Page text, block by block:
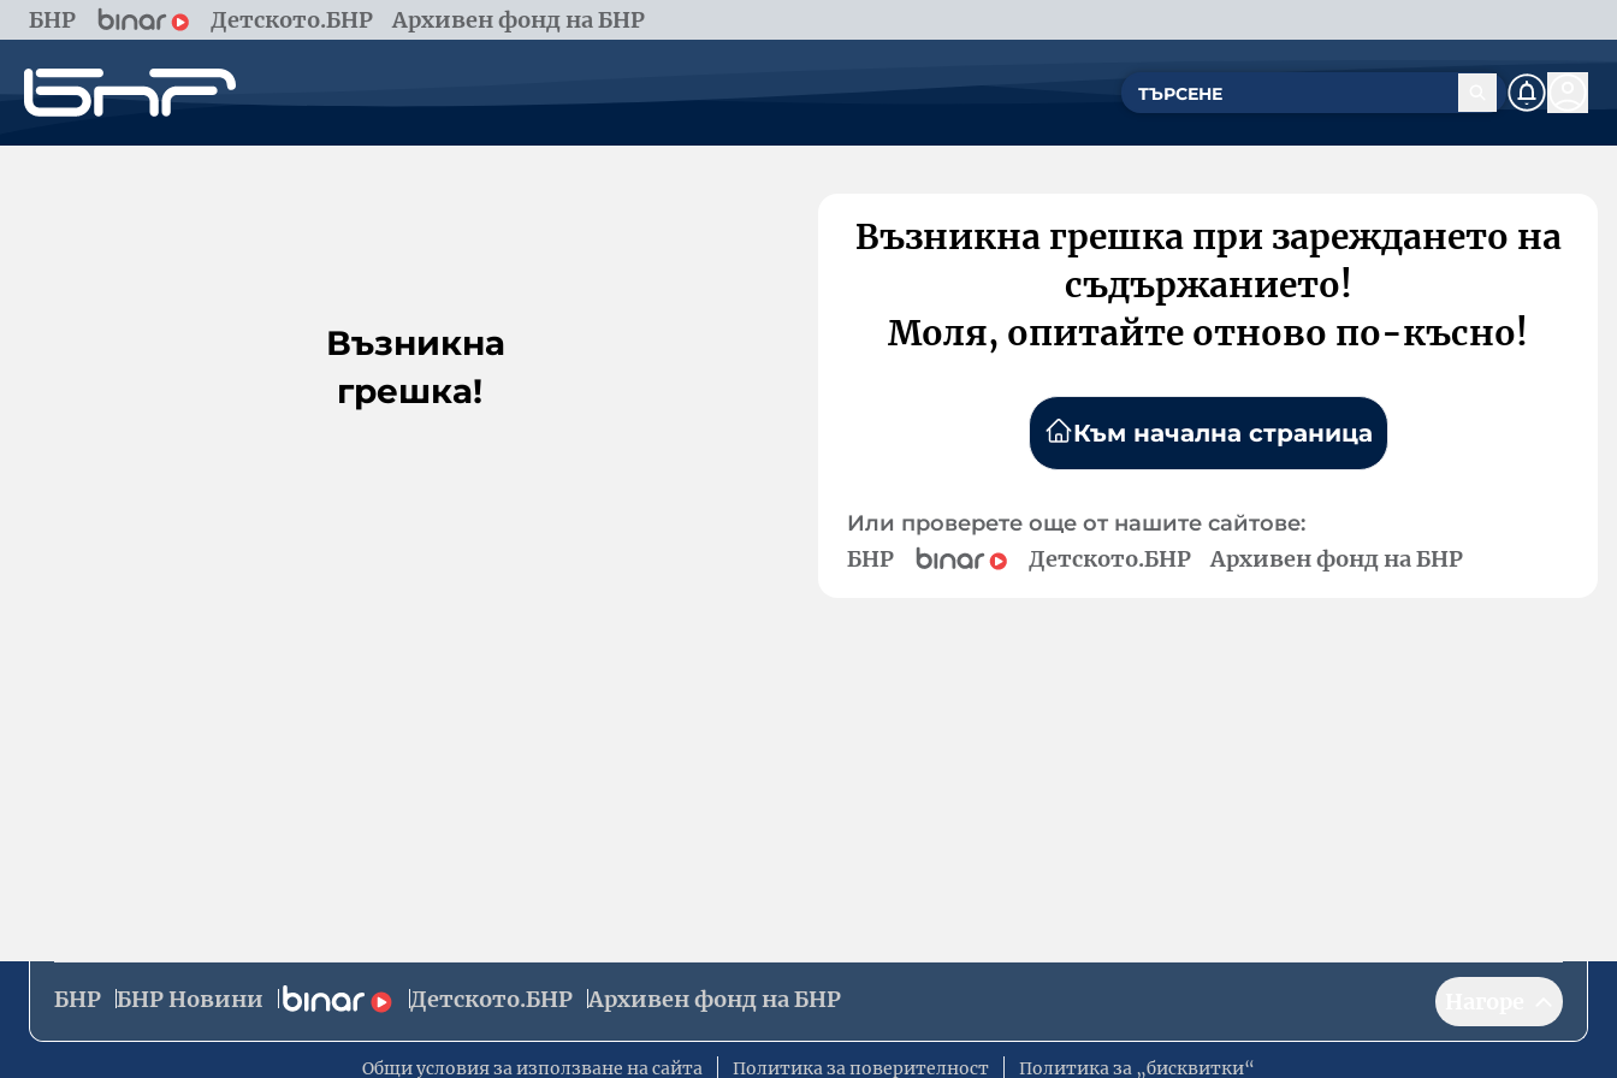
БНР Детското.БНР Архивен фонд на БНР
Възникна
грешка!
Възникна грешка при зареждането на
съдържанието!
Моля, опитайте отново по-късно!
Към начална страница
Или проверете още от нашите сайтове:
БНР Детското.БНР Архивен фонд на БНР
БНР БНР Новини Детското.БНР Архивен фонд на БНР
Общи условия за използване на сайта Политика за поверителност Политика за „бисквитки“